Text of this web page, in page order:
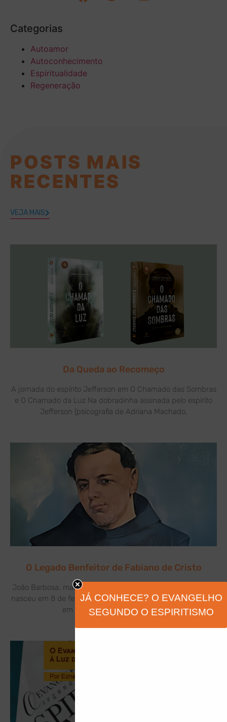
Categorias
Autoamor
Autoconhecimento
Espiritualidade
Regeneração
POSTS MAIS
RECENTES
VEJA MAIS
Da Queda ao Recomeço
A jornada do espírito Jefferson em O Chamado das Sombras
e O Chamado da Luz Na dobradinha assinada pelo espírito
Jefferson (psicografia de Adriana Machado,
O Legado Benfeitor de Fabiano de Cristo
João Barbosa, mais conhecido como Frei Fabiano de Cristo,
nasceu em 8 de fevereiro de 1676, na freguesia de Soengas,
em Portugal. Filho de Gervásio
JÁ CONHECE? O EVANGELHO
SEGUNDO O ESPIRITISMO